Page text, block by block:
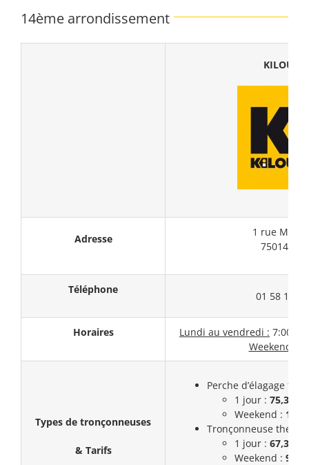
14ème arrondissement
Adresse
1 rue
75014
Téléphone
01 58 18
Horaires Lundi au vendredi : 7:00 –
Weekend :
Types de tronçonneuses
& Tarifs
Perche d’élagage
1 jour : 75,3€
Weekend :
Tronçonneuse
1 jour : 67,3€
Weekend :